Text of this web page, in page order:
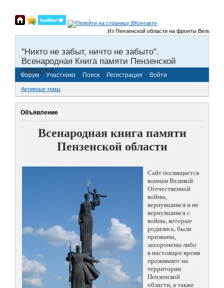
Из Пензенской области на фронты Великой
"Никто не забыт, ничто не забыто".
Всенародная Книга памяти Пензенской
области.
Форум Участники Поиск Регистрация Войти
Активные темы
Объявление
Всенародная книга памяти
Пензенской области
Сайт посвящается
воинам Великой
Отечественной
войны,
вернувшимся и не
вернувшимся с
войны, которые
родились, были
призваны,
захоронены либо
в настоящее время
проживают на
территории
Пензенской
области, а также